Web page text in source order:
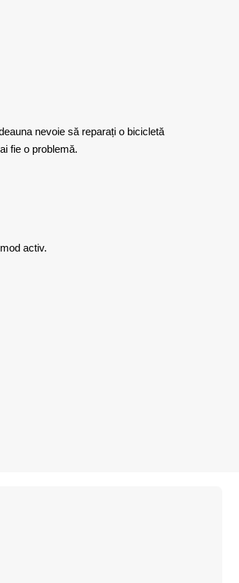
nevoie să reparați o bicicletă
fie o problemă.
activ.